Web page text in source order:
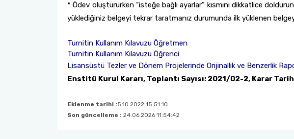
* Ödev oluştururken “isteğe bağlı ayarlar” kısmını dikkatlice
yüklediğiniz belgeyi tekrar taratmanız durumunda ilk yüklenen
Turnitin Kullanım Kılavuzu Öğretmen
Turnitin Kullanım Kılavuzu Öğrenci
Lisansüstü Tezler ve Dönem Projelerinde Orijinallik ve Benzerlik
Enstitü Kurul Kararı, Toplantı Sayısı: 2021/02-2, Karar
Eklenme tarihi :5.10.2022 15:51:10
Son güncelleme : 24.06.2026 11:54:42